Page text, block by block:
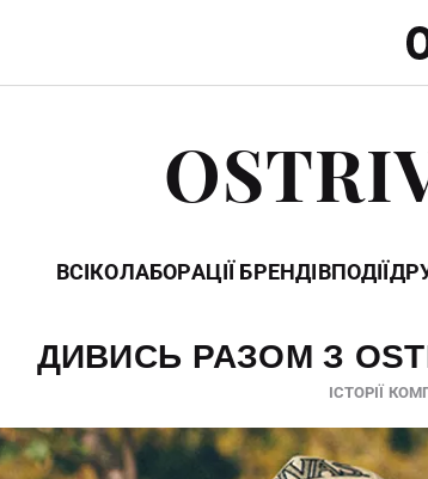
ВСІКОЛАБОРАЦІЇ БРЕНДІВПОДІЇ
ДИВИСЬ РАЗОМ З
ІСТОРІЇ